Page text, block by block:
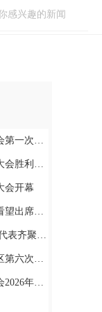
会议召开
利闭幕
会开幕
代会的代表
聚报到
团召集人会议
一次会议